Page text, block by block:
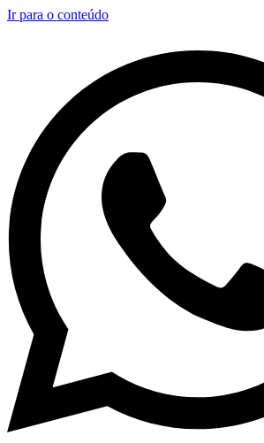
Ir para o conteúdo